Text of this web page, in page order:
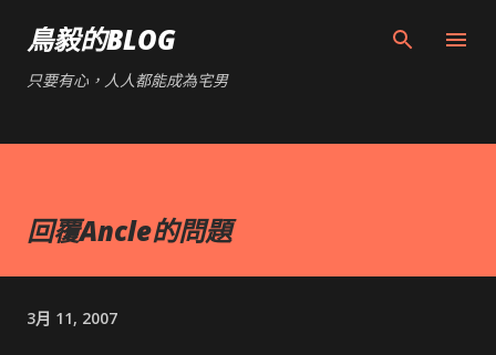
鳥毅的BLOG
只要有心，人人都能成為宅男
回覆Ancle的問題
3月 11, 2007